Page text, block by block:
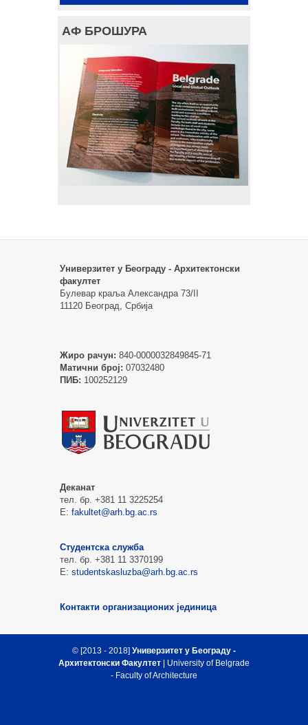
АФ БРОШУРА
Универзитет у Београду - Архитектонски
факултет
Булевар краља Александра 73/II
11120 Београд, Србија
Жиро рачун: 840-0000032849845-71
Матични број: 07032480
ПИБ: 100252129
Деканат
тел. бр. +381 11 3225254
Е: fakultet@arh.bg.ac.rs
Студентска служба
тел. бр. +381 11 3370199
Е: studentskasluzba@arh.bg.ac.rs
Контакти организационих јединица
© [2013 - 2018] Универзитет у Београду -
Архитектонски Факултет | University of Belgrade
- Faculty of Architecture